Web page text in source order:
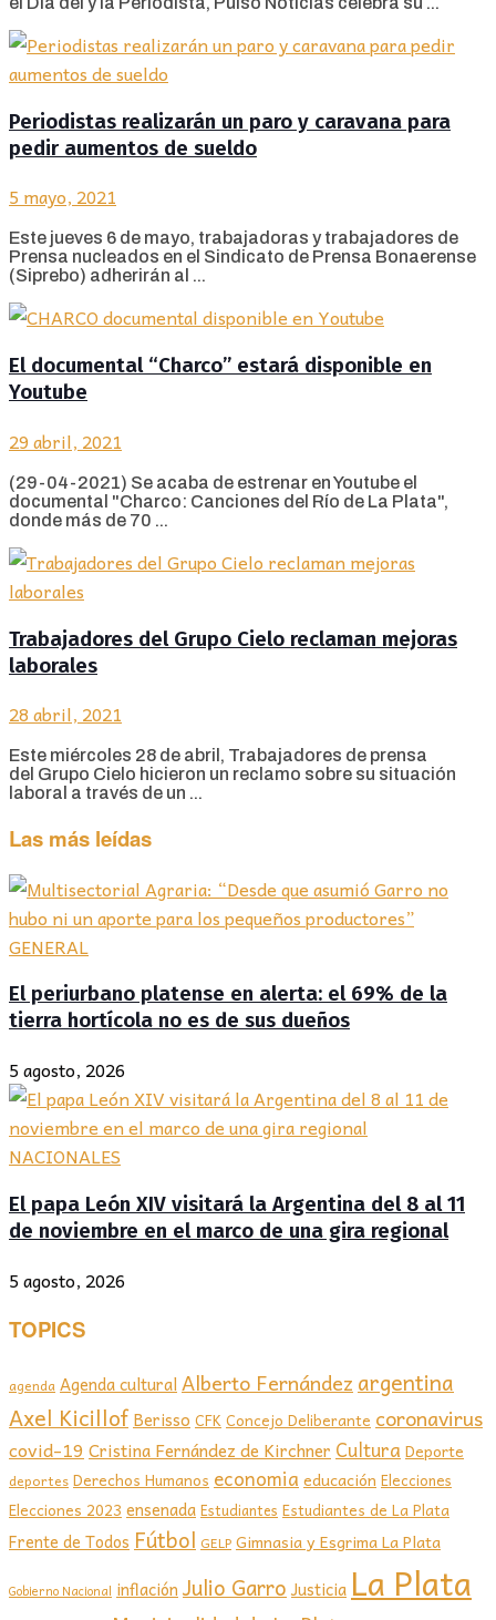
Periodistas realizarán un paro y caravana para
pedir aumentos de sueldo
5 mayo, 2021
Este jueves 6 de mayo, trabajadoras y trabajadores de
Prensa nucleados en el Sindicato de Prensa Bonaerense
(Siprebo) adherirán al ...
El documental “Charco” estará disponible en
Youtube
29 abril, 2021
(29-04-2021) Se acaba de estrenar en Youtube el
documental "Charco: Canciones del Río de La Plata",
donde más de 70 ...
Trabajadores del Grupo Cielo reclaman mejoras
laborales
28 abril, 2021
Este miércoles 28 de abril, Trabajadores de prensa
del Grupo Cielo hicieron un reclamo sobre su situación
laboral a través de un ...
Las más leídas
GENERAL
El periurbano platense en alerta: el 69% de la
tierra hortícola no es de sus dueños
5 agosto, 2026
NACIONALES
El papa León XIV visitará la Argentina del 8 al 11
de noviembre en el marco de una gira regional
5 agosto, 2026
TOPICS
agenda Agenda culturalAlberto Fernández argentina
Axel Kicillof Berisso CFKConcejo Deliberante coronavirus
covid-19 Cristina Fernández de Kirchner Cultura Deporte
deportes Derechos Humanos economia educación Elecciones
Elecciones 2023 ensenada Estudiantes Estudiantes de La Plata
Frente de Todos Fútbol GELP Gimnasia y Esgrima La Plata
Gobierno Nacional inflación Julio Garro Justicia La Plata